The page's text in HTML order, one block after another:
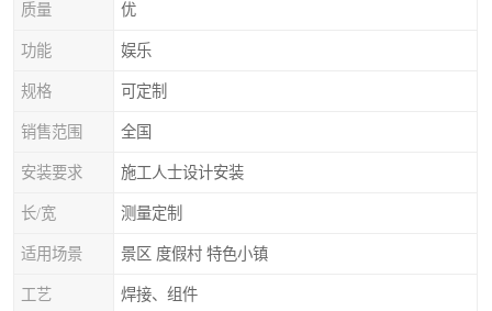
质量 优
功能 娱乐
规格 可定制
销售范围 全国
安装要求 施工人士设计安装
长/宽 测量定制
适用场景 景区 度假村 特色小镇
工艺 焊接、组件